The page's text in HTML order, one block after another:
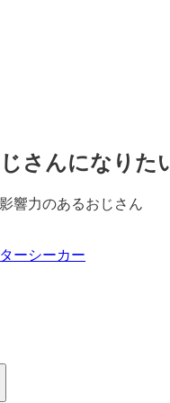
さんになりた
響力のあるおじさん
ーシーカー